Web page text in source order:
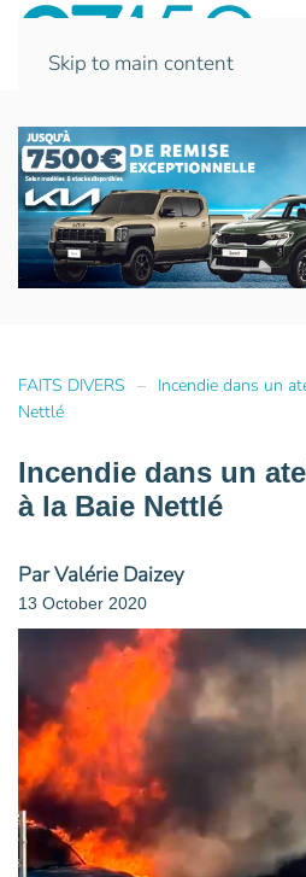
Skip to main content
FAITS DIVERS
Incendie dans un
Nettlé
Incendie dans un
à la Baie Nettlé
Par Valérie Daizey
13 October 2020